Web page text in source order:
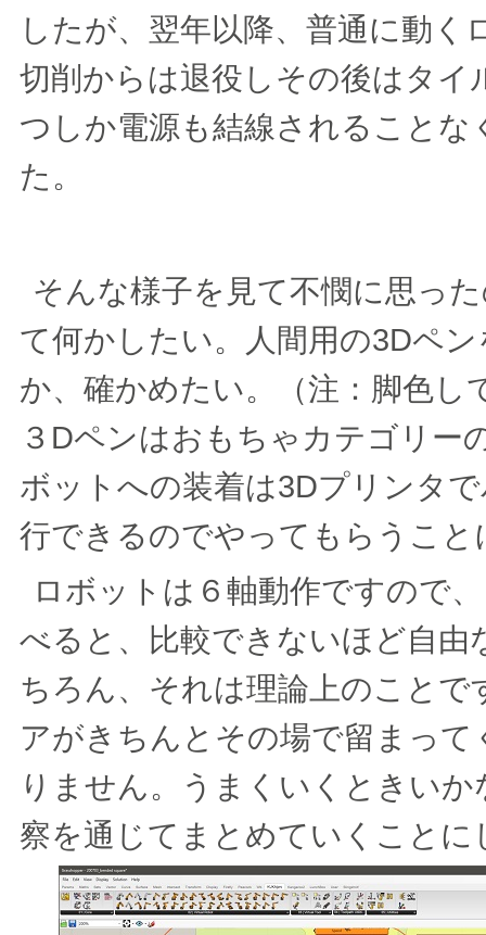
したが、翌年以降、普通に動
切削からは退役しその後はタ
つしか電源も結線されること
た。
そんな様子を見て不憫に思っ
て何かしたい。人間用の3Dペ
か、確かめたい。（注：脚色し
３Dペンはおもちゃカテゴリー
ボットへの装着は3Dプリンタ
行できるのでやってもらうこと
ロボットは６軸動作ですので
べると、比較できないほど自
ちろん、それは理論上のこと
アがきちんとその場で留まっ
りません。うまくいくときい
察を通じてまとめていくことに